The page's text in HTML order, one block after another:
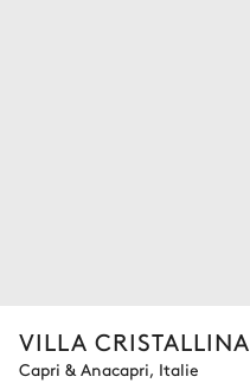
VILLA CRISTALLINA
Capri & Anacapri, Italie